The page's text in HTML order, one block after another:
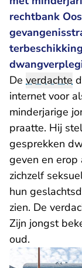
rechtbank
De verdachte
internet voor
minderjarige
praatte. Hij
gesprekken
geven en
zichzelf
hun
zien. De
Zijn jongst
oud.